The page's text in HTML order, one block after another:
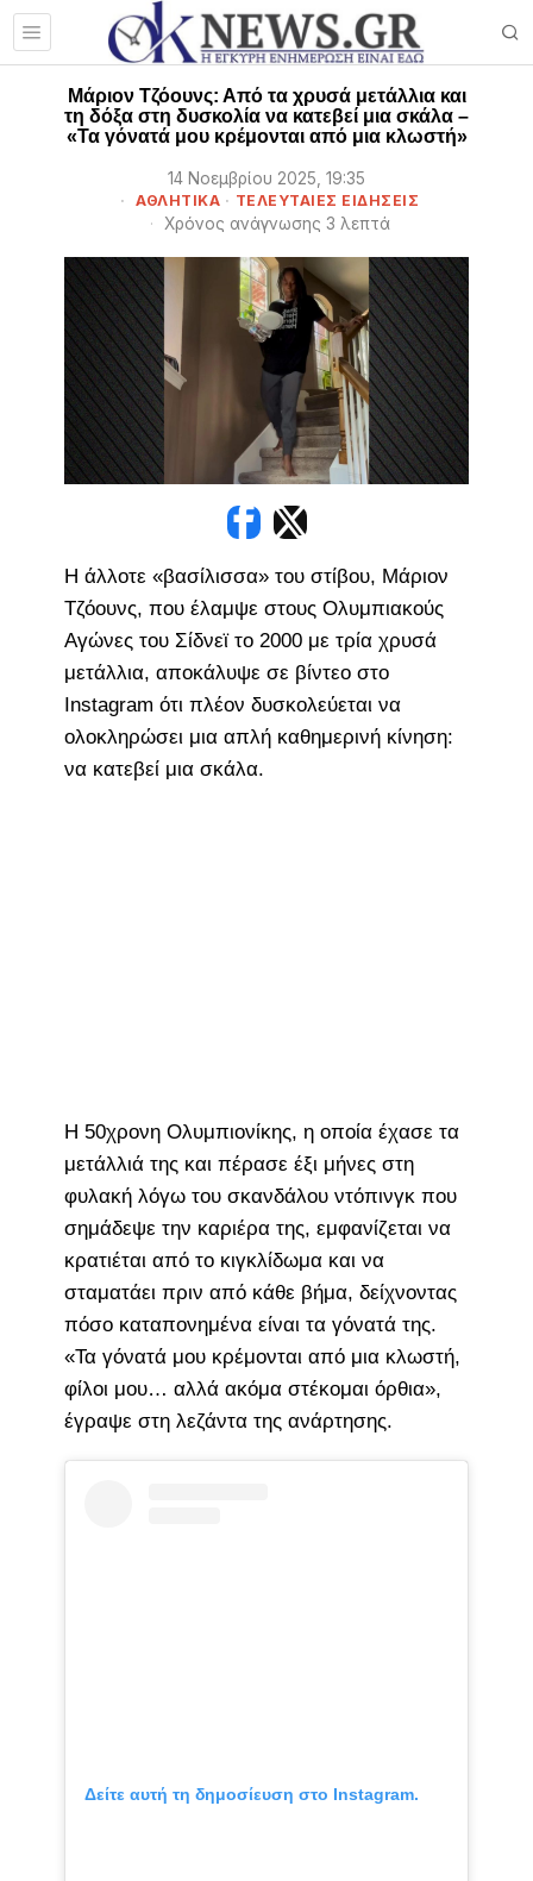
Μάριον Τζόουνς: Από τα χρυσά μετάλλια και
τη δόξα στη δυσκολία να κατεβεί μια σκάλα –
«Τα γόνατά μου κρέμονται από μια κλωστή»
14 Νοεμβρίου 2025, 19:35
ΑΘΛΗΤΙΚΑ · ΤΕΛΕΥΤΑΙΕΣ ΕΙΔΗΣΕΙΣ
Χρόνος ανάγνωσης 3 λεπτά
Η άλλοτε «βασίλισσα» του στίβου, Μάριον
Τζόουνς, που έλαμψε στους Ολυμπιακούς
Αγώνες του Σίδνεϊ το 2000 με τρία χρυσά
μετάλλια, αποκάλυψε σε βίντεο στο
Instagram ότι πλέον δυσκολεύεται να
ολοκληρώσει μια απλή καθημερινή κίνηση:
να κατεβεί μια σκάλα.
Η 50χρονη Ολυμπιονίκης, η οποία έχασε τα
μετάλλιά της και πέρασε έξι μήνες στη
φυλακή λόγω του σκανδάλου ντόπινγκ που
σημάδεψε την καριέρα της, εμφανίζεται να
κρατιέται από το κιγκλίδωμα και να
σταματάει πριν από κάθε βήμα, δείχνοντας
πόσο καταπονημένα είναι τα γόνατά της.
«Τα γόνατά μου κρέμονται από μια κλωστή,
φίλοι μου… αλλά ακόμα στέκομαι όρθια»,
έγραψε στη λεζάντα της ανάρτησης.
Δείτε αυτή τη δημοσίευση στο Instagram.